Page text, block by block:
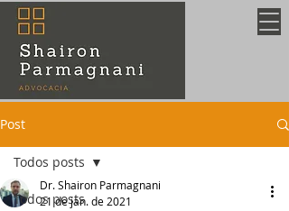
Post
Todos posts
Todos posts
Dr. Shairon Parmagnani
21 de jan. de 2021